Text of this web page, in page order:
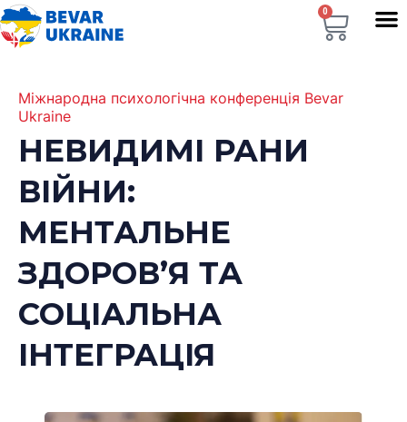
0
Міжнародна психологічна конференція Bevar
Ukraine
НЕВИДИМІ РАНИ
ВІЙНИ:
МЕНТАЛЬНЕ
ЗДОРОВ’Я ТА
СОЦІАЛЬНА
ІНТЕГРАЦІЯ